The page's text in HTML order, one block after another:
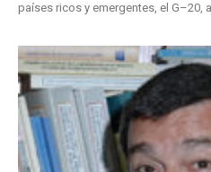
países ricos y emergentes, el G–20,